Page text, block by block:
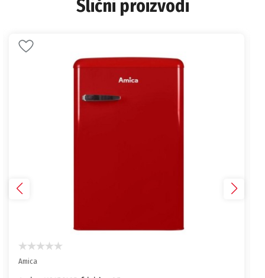
Slični proizvodi
Amica